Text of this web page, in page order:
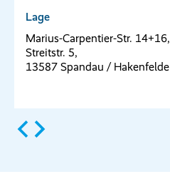
Lage
Marius-Carpentier-Str. 14+16,
Streitstr. 5,
13587 Spandau / Hakenfelde